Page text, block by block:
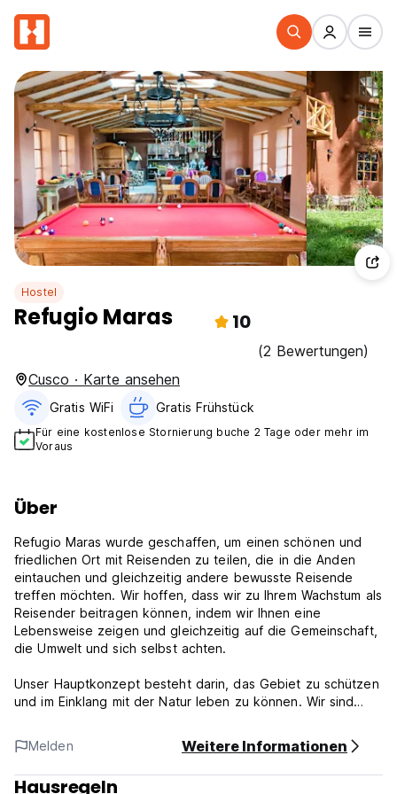
Hostel
Refugio Maras 10
(2 Bewertungen)
Cusco · Karte ansehen
Gratis WiFi Gratis Frühstück
Für eine kostenlose Stornierung buche 2 Tage oder mehr im
Voraus
Über
Refugio Maras wurde geschaffen, um einen schönen und
friedlichen Ort mit Reisenden zu teilen, die in die Anden
eintauchen und gleichzeitig andere bewusste Reisende
treffen möchten. Wir hoffen, dass wir zu Ihrem Wachstum als
Reisender beitragen können, indem wir Ihnen eine
Lebensweise zeigen und gleichzeitig auf die Gemeinschaft,
die Umwelt und sich selbst achten.
Unser Hauptkonzept besteht darin, das Gebiet zu schützen
und im Einklang mit der Natur leben zu können. Wir sind
und bieten einen beeindruckenden Blick auf die
Andengletscher, schneebedeckten Berge und den
Andenhimmel. Da wir nachts auf elektrisches Licht
verzichten, haben Sie eine gute Sicht auf den Himmel und
Melden Weitere Informationen
Hausregeln